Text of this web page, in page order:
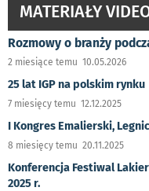
MATERIAŁY
Rozmowy o branży
2 miesiące temu 10.05.2026
25 lat IGP na polskim rynku
7 miesięcy temu 12.12.2025
I Kongres Emalierski,
8 miesięcy temu 20.11.2025
Konferencja Festiwal
2025 r.